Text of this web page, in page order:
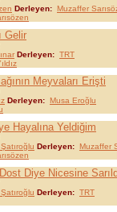
Derleyen: Muzaffer
Gelir
Derleyen: TRT
Meyvaları Erişti
Derleyen: Musa Eroğlu
Hayalına Yeldiğim
Derleyen: Muzaffer
Diye Nicesine
Derleyen: TRT